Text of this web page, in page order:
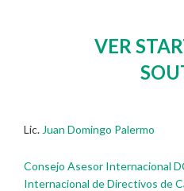
VER
Lic. Juan Domingo Palermo
Consejo Asesor Internacional
Internacional de Directivos de